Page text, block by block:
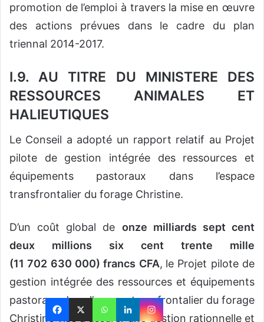
promotion de l’emploi à travers la mise en œuvre
des actions prévues dans le cadre du plan
triennal 2014-2017.
I.9. AU TITRE DU MINISTERE DES
RESSOURCES ANIMALES ET
HALIEUTIQUES
Le Conseil a adopté un rapport relatif au Projet
pilote de gestion intégrée des ressources et
équipements pastoraux dans l’espace
transfrontalier du forage Christine.
D’un coût global de onze milliards sept cent
deux millions six cent trente mille
(11 702 630 000) francs CFA, le Projet pilote de
gestion intégrée des ressources et équipements
pastoraux dans l’espace transfrontalier du forage
Christine vise à assurer une gestion rationnelle et